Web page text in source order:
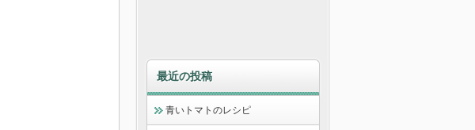
最近の投稿
青いトマトのレシピ